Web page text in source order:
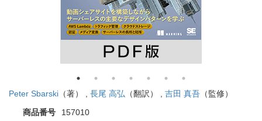
Peter Sbarski （著） , 長尾 高弘 （翻訳） , 吉田 真吾 （監修）
商品番号
157010